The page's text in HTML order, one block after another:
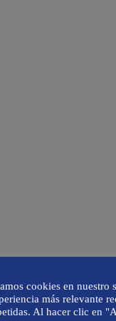
cookies en nuestro
más relevante
Al hacer clic en